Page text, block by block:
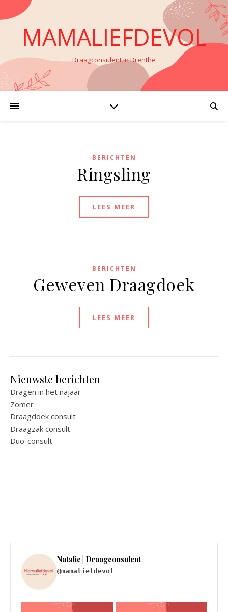
MAMALIEFDEVOL
Draagconsulent in Drenthe
BERICHTEN
Ringsling
LEES MEER
BERICHTEN
Geweven Draagdoek
LEES MEER
Nieuwste berichten
Dragen in het najaar
Zomer
Draagdoek consult
Draagzak consult
Duo-consult
Natalie | Draagconsulent
@mamaliefdevol